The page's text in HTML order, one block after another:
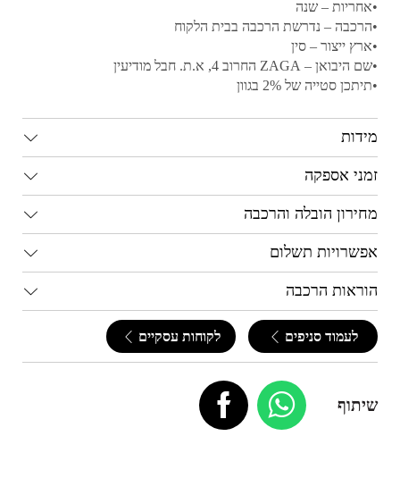
•אחריות – שנה
•הרכבה – נדרשת הרכבה בבית הלקוח
•ארץ ייצור – סין
•שם היבואן – ZAGA החרוב 4, א.ת. חבל מודיעין
•תיתכן סטייה של 2% בגוון
מידות
זמני אספקה
מחירון הובלה והרכבה
אפשרויות תשלום
הוראות הרכבה
לעמוד סניפים לקוחות עסקיים
שיתוף